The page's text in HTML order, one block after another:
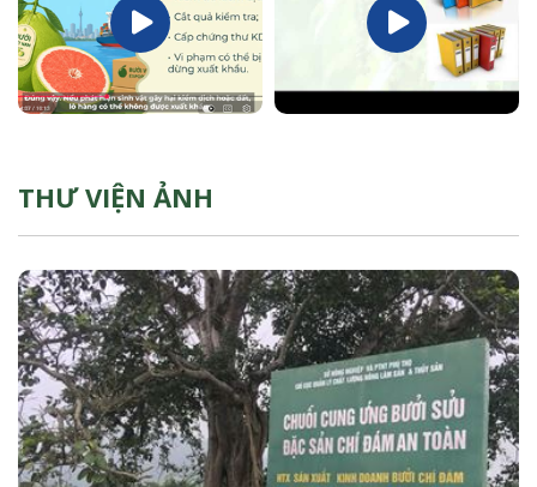
THƯ VIỆN ẢNH